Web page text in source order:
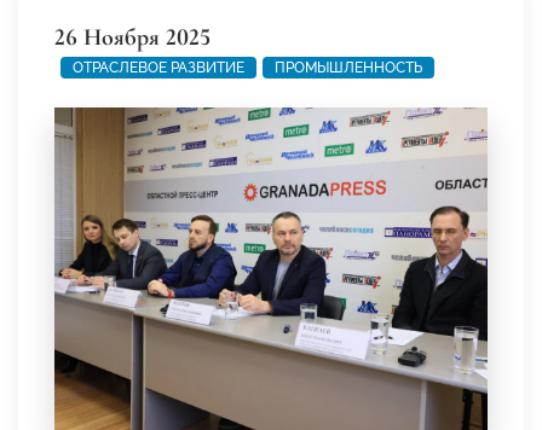
26 Ноября 2025
ОТРАСЛЕВОЕ РАЗВИТИЕ ПРОМЫШЛЕННОСТЬ